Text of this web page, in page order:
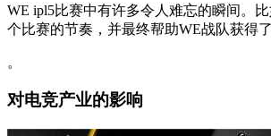
WE ipl5比赛中有许多令人难忘的瞬间。
个比赛的节奏，并最终帮助WE战队获得了
。
对电竞产业的影响